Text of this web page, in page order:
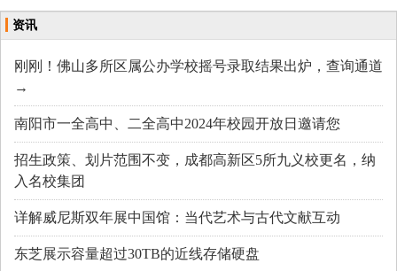
资讯
刚刚！佛山多所区属公办学校摇号录取结果出炉，查询通道
→
南阳市一全高中、二全高中2024年校园开放日邀请您
招生政策、划片范围不变，成都高新区5所九义校更名，纳
入名校集团
详解威尼斯双年展中国馆：当代艺术与古代文献互动
东芝展示容量超过30TB的近线存储硬盘